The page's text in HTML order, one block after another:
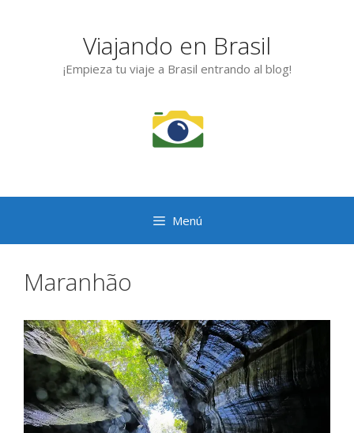
Viajando en Brasil
¡Empieza tu viaje a Brasil entrando al blog!
Menú
Maranhão